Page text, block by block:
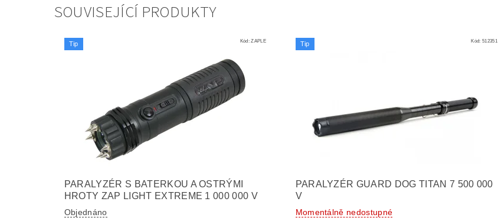
SOUVISEJÍCÍ PRODUKTY
Tip Kód:ZAPLE
PARALYZÉR S BATERKOU A OSTRÝMI
HROTY ZAP LIGHT EXTREME 1 000 000 V
Objednáno
Tip Kód: 512351
PARALYZÉR GUARD DOG TITAN 7 500 000
V
Momentálně nedostupné